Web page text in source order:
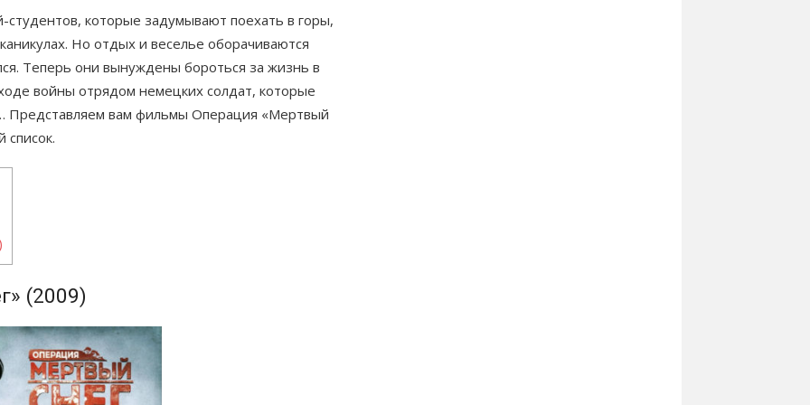
студентов, которые задумывают поехать в горы,
Но отдых и веселье оборачиваются
Теперь они вынуждены бороться за жизнь в
войны отрядом немецких солдат, которые
Представляем вам фильмы Операция «Мертвый
список.
(2009)